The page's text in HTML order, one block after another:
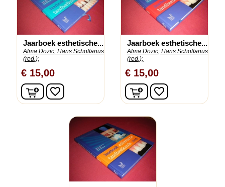
Jaarboek esthetische...
Alma Dozic; Hans Scholtanus
(red.);
€ 15,00
In winkelwagen
favorite_border
Jaarboek esthetische...
Alma Dozic; Hans Scholtanus
(red.);
€ 15,00
In winkelwagen
favorite_border